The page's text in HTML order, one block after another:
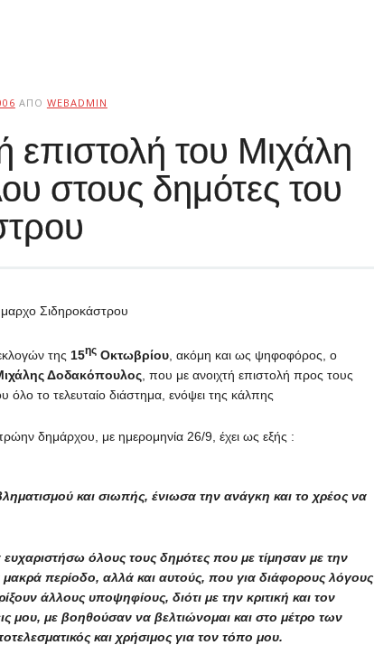
ΑΠΌ WEBADMIN
επιστολή του Μιχάλη
στους δημότες του
Σιδηροκάστρου
της 15ηςΟκτωβρίου, ακόμη και ως ψηφοφόρος, ο
Δοδακόπουλος, που με ανοιχτή επιστολή προς τους
όλο το τελευταίο διάστημα, ενόψει της κάλπης
δημάρχου, με ημερομηνία 26/9, έχει ως εξής :
και σιωπής, ένιωσα την ανάγκη και το χρέος να
όλους τους δημότες που με τίμησαν με την
περίοδο, αλλά και αυτούς, που για διάφορους λόγους
άλλους υποψηφίους, διότι με την κριτική και τον
μου, με βοηθούσαν να βελτιώνομαι και στο μέτρο των
και χρήσιμος για τον τόπο μου.